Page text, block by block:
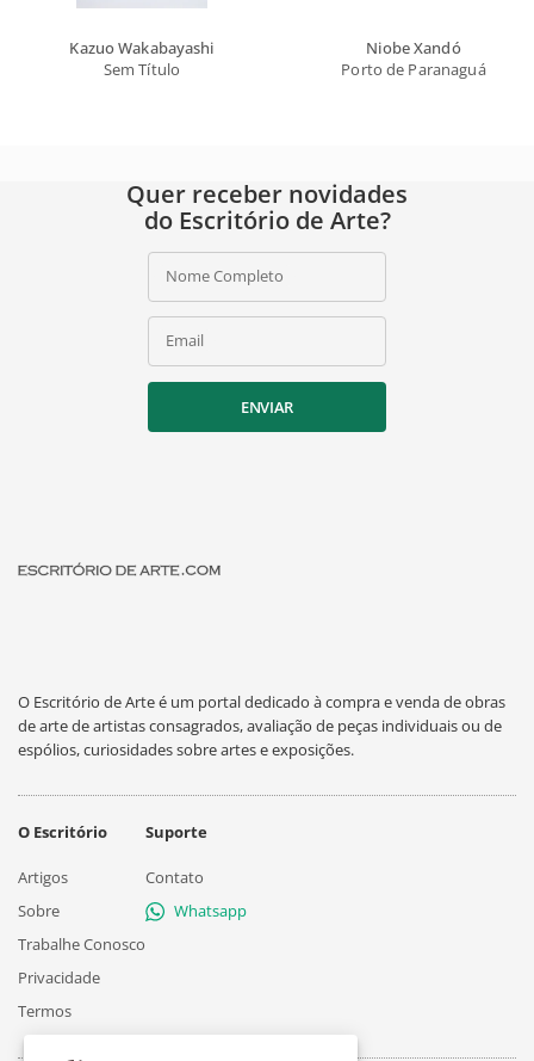
Kazuo Wakabayashi
Sem Título
Niobe Xandó
Porto de Paranaguá
Quer receber novidades
do Escritório de Arte?
Nome Completo
Email
ENVIAR
O Escritório de Arte é um portal dedicado à compra e venda de obras
de arte de artistas consagrados, avaliação de peças individuais ou de
espólios, curiosidades sobre artes e exposições.
O Escritório
Artigos
Sobre
Trabalhe Conosco
Privacidade
Termos
Suporte
Contato
Whatsapp